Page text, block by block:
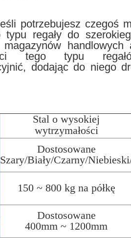
potrzebujesz czegoś
typu regały do
handlowych
tego typu
dodając do niego
Stal o wysokiej
wytrzymałości
Dostosowane
Szary/Biały/Czarny/
150 ~ 800 kg na półkę
Dostosowane
400mm ~ 1200mm